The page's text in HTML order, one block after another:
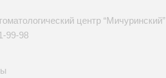
центр “Мичуринский”
99-98